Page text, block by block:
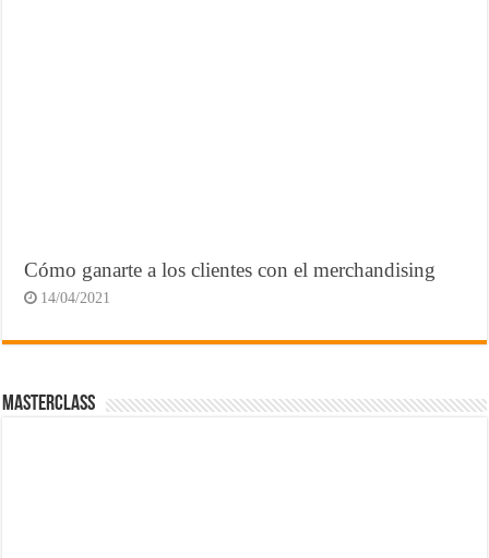
Cómo ganarte a los clientes con el merchandising
14/04/2021
MasterClass